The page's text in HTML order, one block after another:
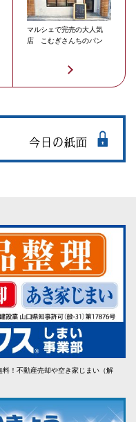
マルシェで完売の大人気
店 こむぎさんちのパン
！不動産売却や空き家じまい（解